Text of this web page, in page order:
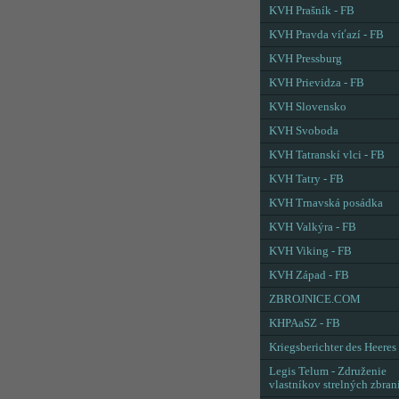
KVH Prašník - FB
KVH Pravda víťazí - FB
KVH Pressburg
KVH Prievidza - FB
KVH Slovensko
KVH Svoboda
KVH Tatranskí vlci - FB
KVH Tatry - FB
KVH Trnavská posádka
KVH Valkýra - FB
KVH Viking - FB
KVH Západ - FB
ZBROJNICE.COM
KHPAaSZ - FB
Kriegsberichter des Heeres
Legis Telum - Združenie
vlastníkov strelných